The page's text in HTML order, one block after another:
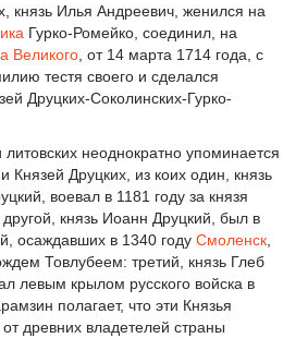
князь Илья Андреевич, женился на
Гурко-Ромейко, соединил, на
Великого , от 14 марта 1714 года, с
тестя своего и сделался
Друцких-Соколинских-Гурко-
литовских неоднократно упоминается
Друцких, из коих один, князь
воевал в 1181 году за князя
князь Иоанн Друцкий, был в
осаждавших в 1340 году Смоленск
Товлубеем: третий, князь Глеб
левым крылом русского войска в
полагает, что эти Князья
древних владетелей страны